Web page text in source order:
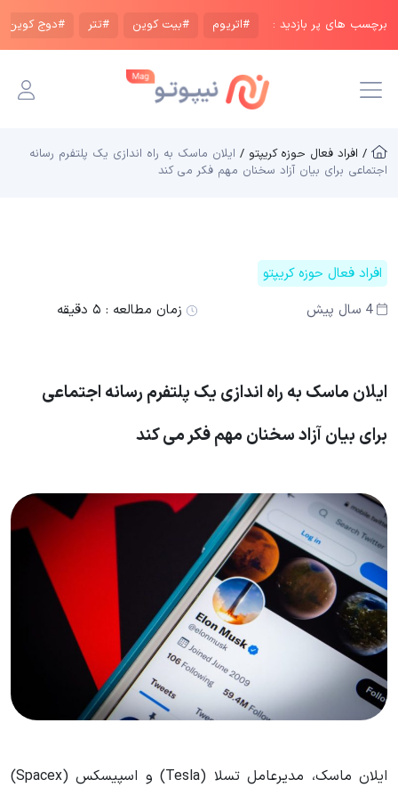
برچسب های پر بازدید : #اتریوم #بیت کوین #تتر #دوج کوین
/ افراد فعال حوزه کریپتو / ایلان ماسک به راه اندازی یک پلتفرم رسانه
اجتماعی برای بیان آزاد سخنان مهم فکر می کند
افراد فعال حوزه کریپتو
4 سال پیش
زمان مطالعه : ۵ دقیقه
ایلان ماسک به راه اندازی یک پلتفرم رسانه اجتماعی
برای بیان آزاد سخنان مهم فکر می کند
ایلان ماسک، مدیرعامل تسلا (Tesla) و اسپیسکس (Spacex)